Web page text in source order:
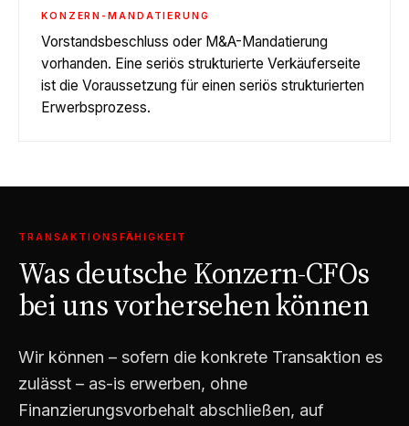
KONZERN-MANDATIERUNG
Vorstandsbeschluss oder M&A-Mandatierung
vorhanden. Eine seriös strukturierte Verkäuferseite
ist die Voraussetzung für einen seriös strukturierten
Erwerbsprozess.
TRANSAKTIONSFÄHIGKEIT
Was deutsche Konzern-CFOs
bei uns vorhersehen können
Wir können – sofern die konkrete Transaktion es
zulässt – as-is erwerben, ohne
Finanzierungsvorbehalt abschließen, auf